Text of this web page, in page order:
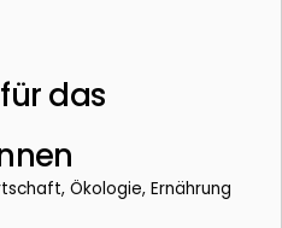
das
Ökologie, Ernährung